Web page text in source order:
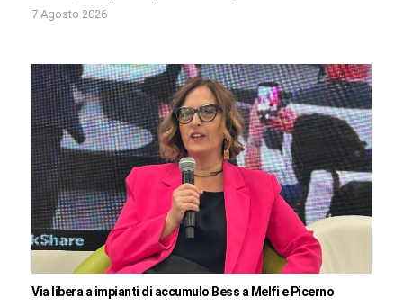
7 Agosto 2026
Via libera a impianti di accumulo Bess a Melfi e Picerno